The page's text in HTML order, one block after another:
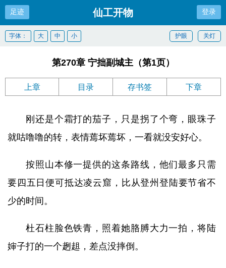
足迹 仙工开物 登录
关灯
护眼
字体： 大 中 小
第270章 宁拙副城主（第1页）
上章 目录 存书签 下章
刚还是个霜打的茄子，只是拐了个弯，眼珠子
就咕噜噜的转，表情蔫坏蔫坏，一看就没安好心。
按照山本修一提供的这条路线，他们最多只需
要四五日便可抵达凌云窟，比从登州登陆要节省不
少的时间。
杜石柱脸色铁青，照着她胳膊大力一拍，将陆
婶子打的一个趔趄，差点没摔倒。